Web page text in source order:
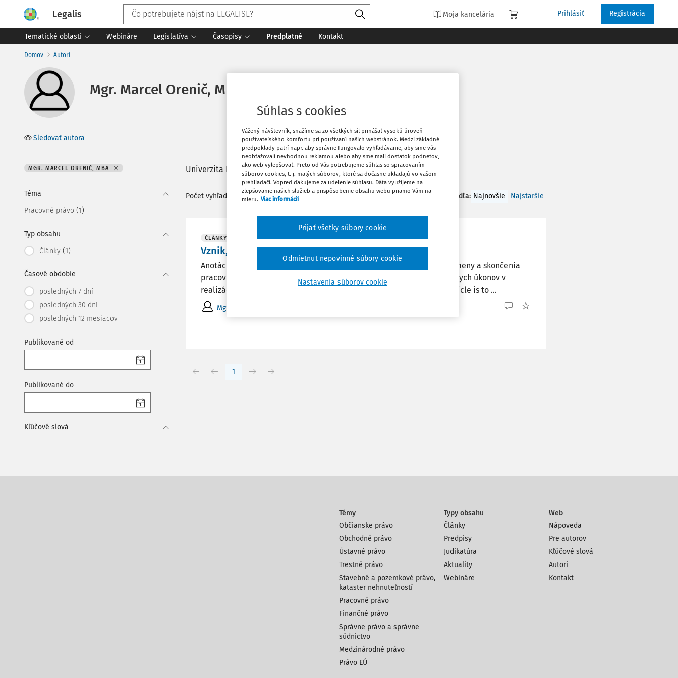
Legalis Moja kancelária Prihlásiť Registrácia
Tematické oblasti Webináre Legislatíva Časopisy Predplatné Kontakt
Domov Autori
Mgr. Marcel Orenič, MBA
Sledovať autora
MGR. MARCEL ORENIČ, MBA
Téma
Pracovné právo (1)
Typ obsahu
Články (1)
Časové obdobie
posledných 7 dní
posledných 30 dní
posledných 12 mesiacov
Publikované od
Publikované do
Kľúčové slová
Univerzita Pavla Jozefa Šafárika v Košiciach, Fakulta verejnej správy
Počet vyhľadaných dokumentov:1 Zoradiť podľa: Najnovšie Najstaršie
ČLÁNKY
Vznik, zmeny a skončenie pracovného pomeru
Anotácia Cieľom tohto príspevku je priblížiť si problematiku vzniku, zmeny a skončenia
pracovného pomeru a čiastočne si priblížiť nedostatky pracovnoprávnych úkonov v
realizácii pracovnoprávnych predpisov. Annotation The aim of this article is to ...
Mgr. Marcel Orenič MBA
1
Témy
Občianske právo
Obchodné právo
Ústavné právo
Trestné právo
Stavebné a pozemkové právo,
kataster nehnuteľností
Pracovné právo
Finančné právo
Správne právo a správne
súdnictvo
Medzinárodné právo
Právo EÚ
Typy obsahu
Články
Predpisy
Judikatúra
Aktuality
Webináre
Web
Nápoveda
Pre autorov
Kľúčové slová
Autori
Kontakt
Súhlas s cookies
Vážený návštevník, snažíme sa zo všetkých síl prinášať vysokú úroveň
používateľského komfortu pri používaní našich webstránok. Medzi základné
predpoklady patrí napr. aby správne fungovalo vyhľadávanie, aby sme vás
neobťažovali nevhodnou reklamou alebo aby sme mali dostatok podnetov,
ako web vylepšovať. Preto od Vás potrebujeme súhlas so spracovaním
súborov cookies, t. j. malých súborov, ktoré sa dočasne ukladajú vo vašom
prehliadači. Vopred ďakujeme za udelenie súhlasu. Dáta využijeme na
zlepšovanie našich služieb a prispôsobenie obsahu webu priamo Vám na
mieru. Viac informácií
Nastavenia súborov cookie
Odmietnut nepovinné súbory cookie
Prijať všetky súbory cookie